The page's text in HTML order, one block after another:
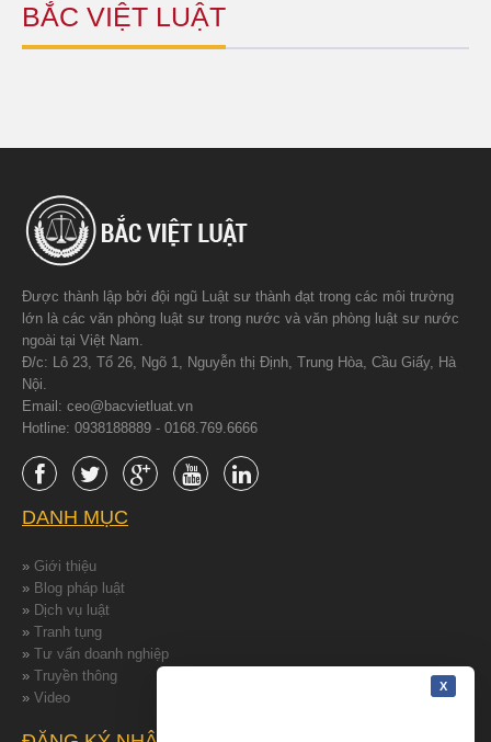
BẮC VIỆT LUẬT
Được thành lập bởi đội ngũ Luật sư thành đạt trong các môi trường
lớn là các văn phòng luật sư trong nước và văn phòng luật sư nước
ngoài tại Việt Nam.
Đ/c: Lô 23, Tổ 26, Ngõ 1, Nguyễn thị Định, Trung Hòa, Cầu Giấy, Hà
Nội.
Email: ceo@bacvietluat.vn
Hotline: 0938188889 - 0168.769.6666
DANH MỤC
» Giới thiệu
» Blog pháp luật
» Dịch vụ luật
» Tranh tụng
» Tư vấn doanh nghiệp
» Truyền thông
» Video